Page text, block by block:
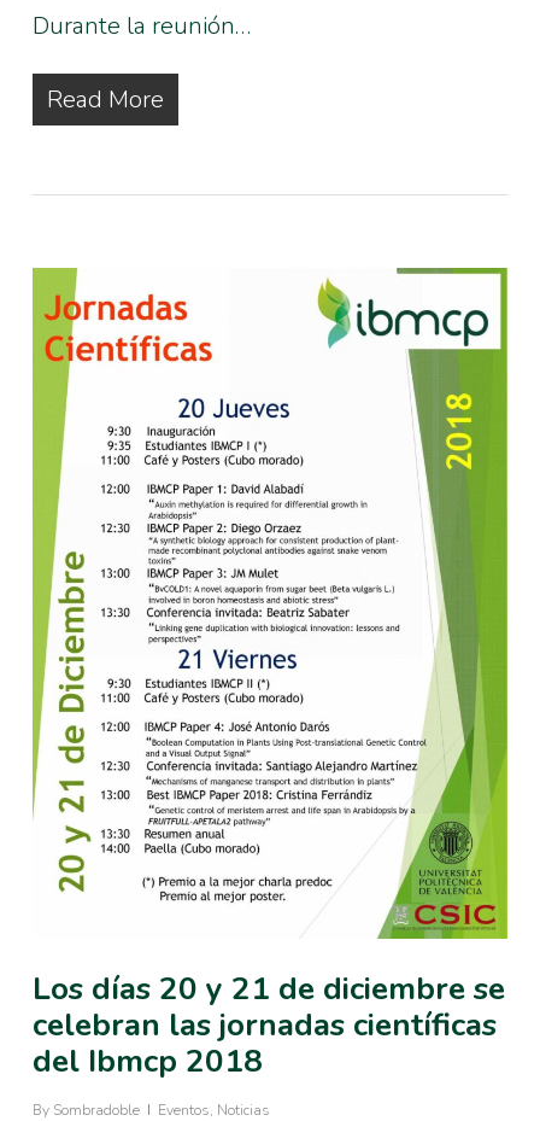
Durante la reunión…
Read More
Los días 20 y 21 de diciembre se
celebran las jornadas científicas
del Ibmcp 2018
By Sombradoble Eventos, Noticias